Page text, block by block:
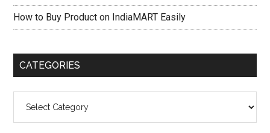
How to Buy Product on IndiaMART Easily
CATEGORIES